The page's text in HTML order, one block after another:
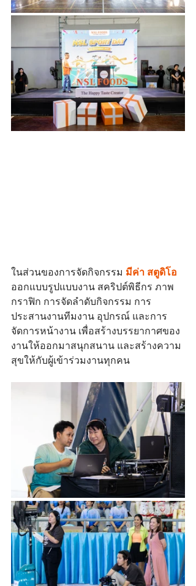
ในส่วนของการจัดกิจกรรม มีค่า สตูดิโอ
ออกแบบรูปแบบงาน สคริปต์พิธีกร ภาพ
กราฟิก การจัดลำดับกิจกรรม การ
ประสานงานทีมงาน อุปกรณ์ และการ
จัดการหน้างาน เพื่อสร้างบรรยากาศของ
งานให้ออกมาสนุกสนาน และสร้างความ
สุขให้กับผู้เข้าร่วมงานทุกคน